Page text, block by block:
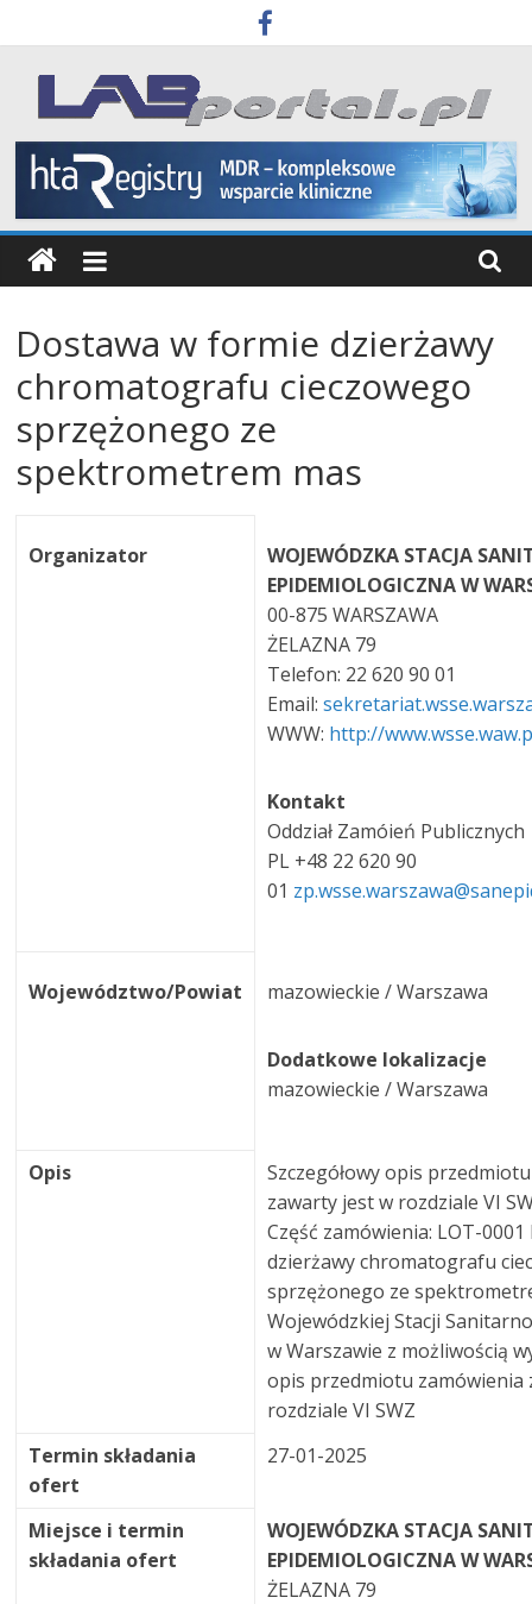
to
content
Labportal
Laboratoria
Aparatura
Badania
Dostawa w formie dzierżawy
chromatografu cieczowego
sprzężonego ze
spektrometrem mas
Organizator
WOJEWÓDZKA STACJA
EPIDEMIOLOGICZNA W
00-875 WARSZAWA
ŻELAZNA 79
Telefon: 22 620 90 01
Email:
WWW: http://
Kontakt
Oddział Zamóień Publicznych
PL +48 22 620 90
01
Województwo/Powiat mazowieckie / Warszawa
Dodatkowe lokalizacje
mazowieckie / Warszawa
Opis
Szczegółowy opis
zawarty jest w rozdziale VI
Część zamówienia: LOT-
dzierżawy chromatografu
sprzężonego ze
Wojewódzkiej Stacji
w Warszawie z możliwością
opis przedmiotu zamówienia
rozdziale VI SWZ
Termin składania
ofert
27-01-2025
Miejsce i termin
składania ofert
WOJEWÓDZKA STACJA
EPIDEMIOLOGICZNA W
ŻELAZNA 79